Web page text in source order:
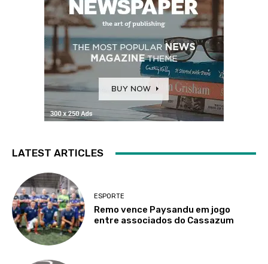
LATEST ARTICLES
ESPORTE
Remo vence Paysandu em jogo
entre associados do Cassazum